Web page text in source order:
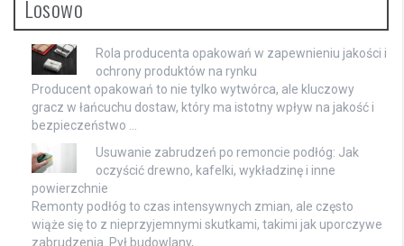
Losowo
Rola producenta opakowań w zapewnieniu jakości i
ochrony produktów na rynku
Producent opakowań to nie tylko wytwórca, ale kluczowy
gracz w łańcuchu dostaw, który ma istotny wpływ na jakość i
bezpieczeństwo …
Usuwanie zabrudzeń po remoncie podłóg: Jak
oczyścić drewno, kafelki, wykładzinę i inne
powierzchnie
Remonty podłóg to czas intensywnych zmian, ale często
wiąże się to z nieprzyjemnymi skutkami, takimi jak uporczywe
zabrudzenia. Pył budowlany, …